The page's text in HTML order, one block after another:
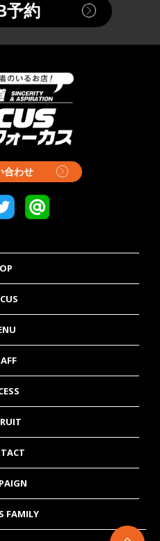
予約
合わせ
FAMILY